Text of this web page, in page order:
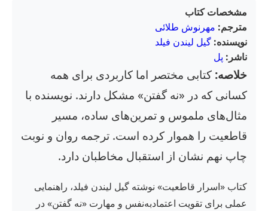
مشخصات کتاب
مترجم: مهرنوش طلائی
نویسنده: گیل لیندن فیلد
ناشر: پل
خلاصه: کتابی مختصر اما کاربردی برای همه
کسانی که در «نه گفتن» مشکل دارند. نویسنده با
مثال‌های ملموس و تمرین‌های ساده، مسیر
قاطعیت را هموار کرده است. ترجمه روان و نوبت
چاپ نهم نشان از استقبال مخاطبان دارد.
کتاب «اسرار قاطعیت» نوشته گیل لیندن فیلد، راهنمایی
عملی برای تقویت اعتمادبه‌نفس و مهارت «نه گفتن» در